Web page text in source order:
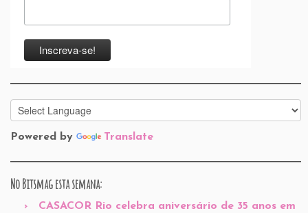
Powered by Translate
No Bitsmag esta semana:
CASACOR Rio celebra aniversário de 35 anos em